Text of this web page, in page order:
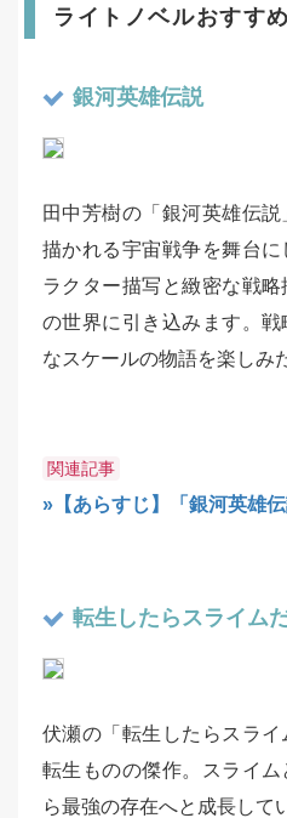
ライトノベルおすす
銀河英雄伝説
田中芳樹の「銀河英雄伝
描かれる宇宙戦争を舞台
ラクター描写と緻密な戦
の世界に引き込みます。
なスケールの物語を楽しみ
関連記事
»【あらすじ】「銀河英雄
転生したらスライム
伏瀬の「転生したらスラ
転生ものの傑作。スライ
ら最強の存在へと成長して